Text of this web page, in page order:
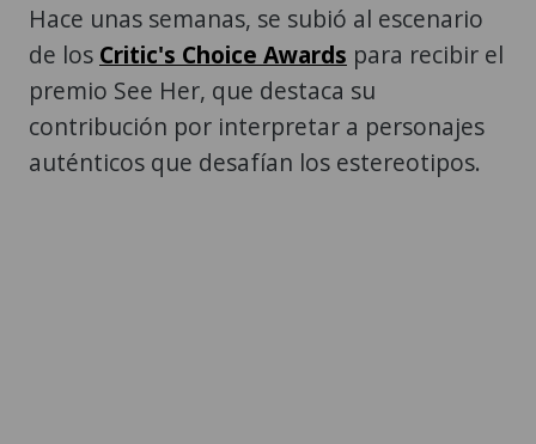
Hace unas semanas, se subió al escenario
de los Critic's Choice Awards para recibir el
premio See Her, que destaca su
contribución por interpretar a personajes
auténticos que desafían los estereotipos.